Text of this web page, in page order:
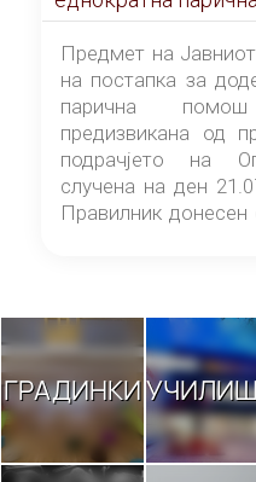
штетата предизвикана од природната
непогода на
Центар-Скопје случена на ден 21.07.2026
година
Предмет на
на постапка за
парична
предизвикана од
подрачјето на
случена на ден
Правилник
ГРАДИНКИ